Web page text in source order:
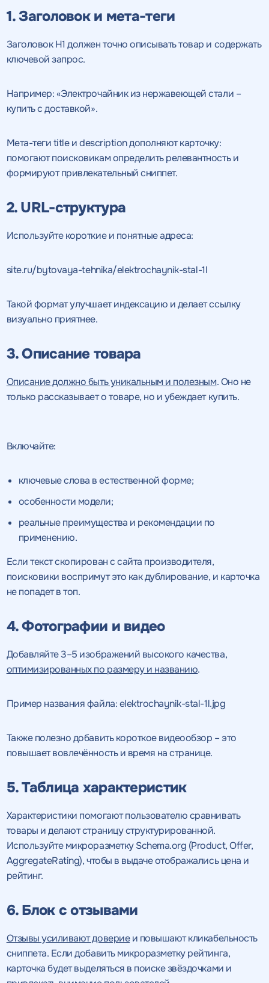
1. Заголовок и мета-теги
Заголовок H1 должен точно описывать товар и содержать
ключевой запрос.
Например: «Электрочайник из нержавеющей стали –
купить с доставкой».
Мета-теги title и description дополняют карточку:
помогают поисковикам определить релевантность и
формируют привлекательный сниппет.
2. URL-структура
Используйте короткие и понятные адреса:
site.ru/bytovaya-tehnika/elektrochaynik-stal-1l
Такой формат улучшает индексацию и делает ссылку
визуально приятнее.
3. Описание товара
Описание должно быть уникальным и полезным. Оно не
только рассказывает о товаре, но и убеждает купить.
Включайте:
ключевые слова в естественной форме;
особенности модели;
реальные преимущества и рекомендации по
применению.
Если текст скопирован с сайта производителя,
поисковики воспримут это как дублирование, и карточка
не попадет в топ.
4. Фотографии и видео
Добавляйте 3–5 изображений высокого качества,
оптимизированных по размеру и названию.
Пример названия файла: elektrochaynik-stal-1l.jpg
Также полезно добавить короткое видеообзор – это
повышает вовлечённость и время на странице.
5. Таблица характеристик
Характеристики помогают пользователю сравнивать
товары и делают страницу структурированной.
Используйте микроразметку Schema.org (Product, Offer,
AggregateRating), чтобы в выдаче отображались цена и
рейтинг.
6. Блок с отзывами
Отзывы усиливают довериеи повышают кликабельность
сниппета. Если добавить микроразметку рейтинга,
карточка будет выделяться в поиске звёздочками и